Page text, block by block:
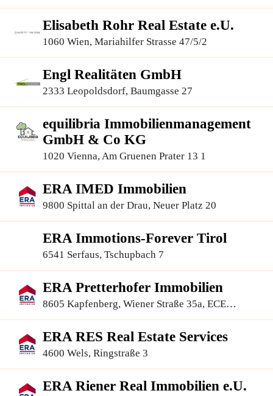
Elisabeth Rohr Real Estate e.U.
1060 Wien, Mariahilfer Strasse 47/5/2
Engl Realitäten GmbH
2333 Leopoldsdorf, Baumgasse 27
equilibria Immobilienmanagement
GmbH & Co KG
1020 Vienna, Am Gruenen Prater 13 1
ERA IMED Immobilien
9800 Spittal an der Drau, Neuer Platz 20
ERA Immotions-Forever Tirol
6541 Serfaus, Tschupbach 7
ERA Pretterhofer Immobilien
8605 Kapfenberg, Wiener Straße 35a, ECE
ERA RES Real Estate Services
4600 Wels, Ringstraße 3
ERA Riener Real Immobilien e.U.